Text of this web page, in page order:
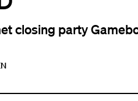
closing party